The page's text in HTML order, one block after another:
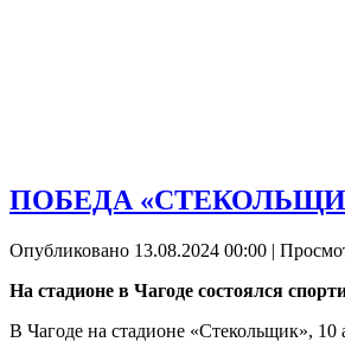
ПОБЕДА
Опубликовано 13.08.2024 00:00 |
На стадионе в Чагоде состоялся
В Чагоде на стадионе «Стекольщик», 10